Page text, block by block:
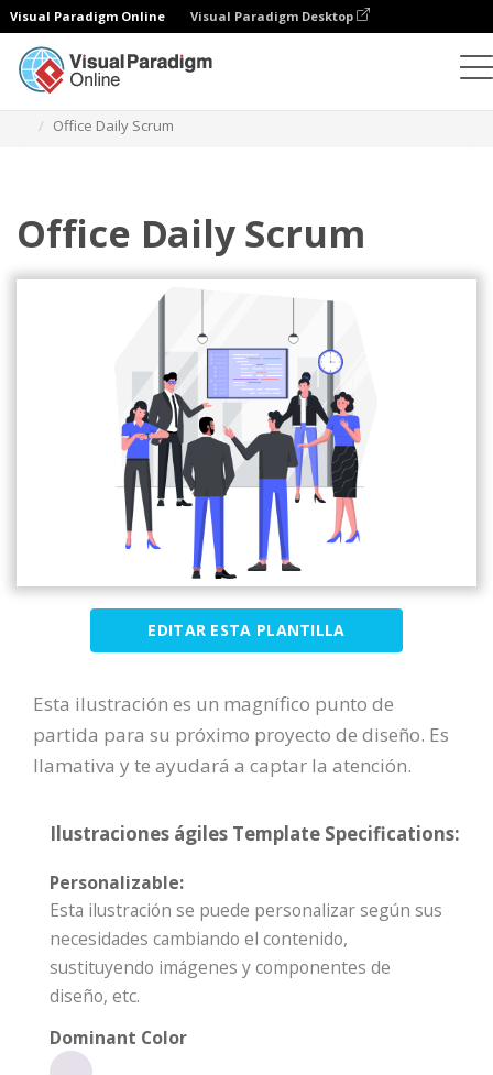
Visual Paradigm Online Visual Paradigm Desktop
Office Daily Scrum
Office Daily Scrum
EDITAR ESTA PLANTILLA
Esta ilustración es un magnífico punto de
partida para su próximo proyecto de diseño. Es
llamativa y te ayudará a captar la atención.
Ilustraciones ágiles Template Specifications:
Personalizable:
Esta ilustración se puede personalizar según sus
necesidades cambiando el contenido,
sustituyendo imágenes y componentes de
diseño, etc.
Dominant Color